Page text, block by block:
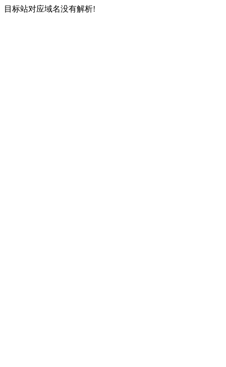
目标站对应域名没有解析!